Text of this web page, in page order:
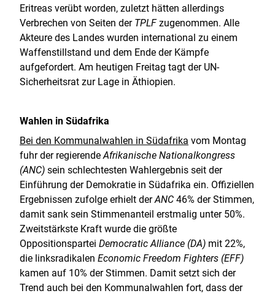
Eritreas verübt worden, zuletzt hätten allerdings
Verbrechen von Seiten der TPLFzugenommen. Alle
Akteure des Landes wurden international zu einem
Waffenstillstand und dem Ende der Kämpfe
aufgefordert. Am heutigen Freitag tagt der UN-
Sicherheitsrat zur Lage in Äthiopien.
Wahlen in Südafrika
Bei den Kommunalwahlen in Südafrika vom Montag
fuhr der regierendeAfrikanische Nationalkongress
(ANC) sein schlechtesten Wahlergebnis seit der
Einführung der Demokratie in Südafrika ein. Offiziellen
Ergebnissen zufolge erhielt derANC 46% der Stimmen,
damit sank sein Stimmenanteil erstmalig unter 50%.
Zweitstärkste Kraft wurde die größte
Oppositionspartei Democratic Alliance (DA) mit 22%,
die linksradikalen Economic Freedom Fighters (EFF)
kamen auf 10% der Stimmen. Damit setzt sich der
Trend auch bei den Kommunalwahlen fort, dass der